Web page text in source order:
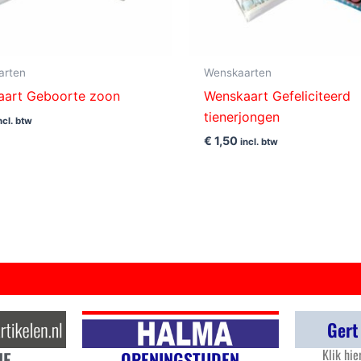
Geboorte zoon
btw
Wenskaarten
Wenskaart Gefeliciteerd
tienerjongen
€ 1,50 incl. btw
Klik